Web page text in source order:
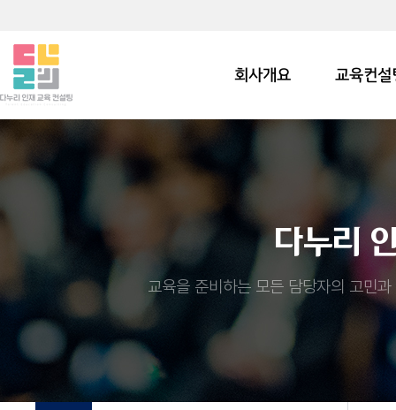
회사개요 교육컨설
다누리
교육을 준비하는 모든 담당자의 고민